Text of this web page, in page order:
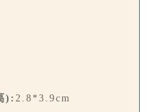
): 2.8*3.9cm